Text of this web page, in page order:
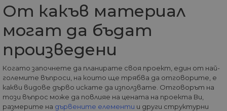
От какъв материал
могат да бъдат
произведени
Когато започнете да планирате своя проект, един от най-
големите въпроси, на които ще трябва да отговорите, е
какви видове дърво искате да използвате. Отговорът на
този въпрос може да повлияе на цената на проекта Ви,
размерите на дървените елементи и други структурни